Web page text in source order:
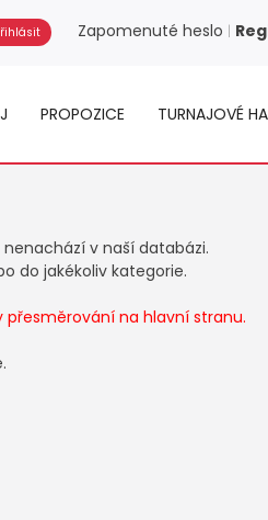
Zapomenuté heslo |
PROPOZICE TURNAJOVÉ
v naší databázi.
do jakékoliv kategorie.
na hlavní stranu.